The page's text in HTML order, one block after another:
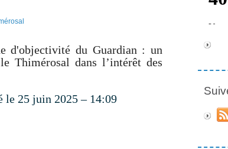
d'objectivité du Guardian : un
Thimérosal dans l’intérêt des
le 25 juin 2025 – 14:09